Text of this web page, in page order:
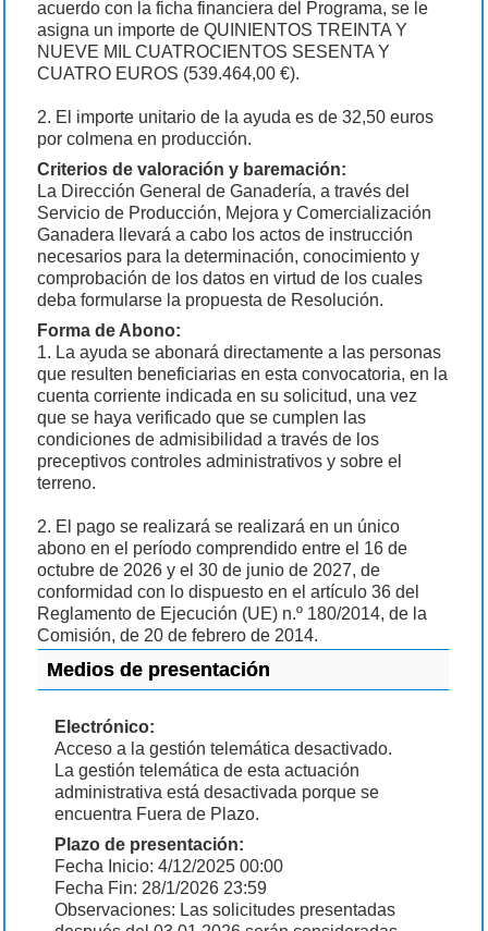
acuerdo con la ficha financiera del Programa, se le
asigna un importe de QUINIENTOS TREINTA Y
NUEVE MIL CUATROCIENTOS SESENTA Y
CUATRO EUROS (539.464,00 €).
2. El importe unitario de la ayuda es de 32,50 euros
por colmena en producción.
Criterios de valoración y baremación:
La Dirección General de Ganadería, a través del
Servicio de Producción, Mejora y Comercialización
Ganadera llevará a cabo los actos de instrucción
necesarios para la determinación, conocimiento y
comprobación de los datos en virtud de los cuales
deba formularse la propuesta de Resolución.
Forma de Abono:
1. La ayuda se abonará directamente a las personas
que resulten beneficiarias en esta convocatoria, en la
cuenta corriente indicada en su solicitud, una vez
que se haya verificado que se cumplen las
condiciones de admisibilidad a través de los
preceptivos controles administrativos y sobre el
terreno.
2. El pago se realizará se realizará en un único
abono en el período comprendido entre el 16 de
octubre de 2026 y el 30 de junio de 2027, de
conformidad con lo dispuesto en el artículo 36 del
Reglamento de Ejecución (UE) n.º 180/2014, de la
Comisión, de 20 de febrero de 2014.
Medios de presentación
Electrónico:
Acceso a la gestión telemática desactivado.
La gestión telemática de esta actuación
administrativa está desactivada porque se
encuentra Fuera de Plazo.
Plazo de presentación:
Fecha Inicio: 4/12/2025 00:00
Fecha Fin: 28/1/2026 23:59
Observaciones: Las solicitudes presentadas